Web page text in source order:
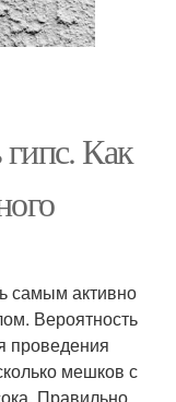
Как
самым активно
Вероятность
проведения
мешков с